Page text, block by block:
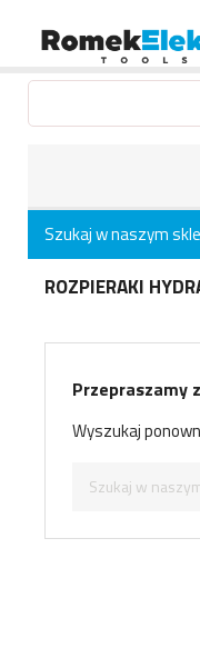
ROZPIERAKI
Przepraszamy
Wyszukaj